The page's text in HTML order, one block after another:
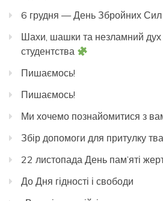
6 грудня — День Збройних Сил
Шахи, шашки та незламний дух
студентства
Пишаємось!
Пишаємось!
Ми хочемо познайомитися з
Збір допомоги для притулку
22 листопада День пам’яті
До Дня гідності і свободи